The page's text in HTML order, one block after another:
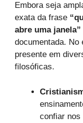
Embora seja
exata da frase
abre uma janela”
documentada. No
presente em
filosóficas.
confiar nos